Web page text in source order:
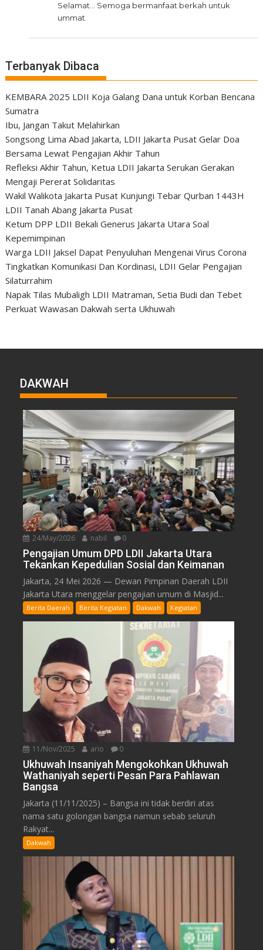
Selamat... Semoga bermanfaat berkah untuk
ummat.
Terbanyak Dibaca
KEMBARA 2025 LDII Koja Galang Dana untuk Korban Bencana
Sumatra
Ibu, Jangan Takut Melahirkan
Songsong Lima Abad Jakarta, LDII Jakarta Pusat Gelar Doa
Bersama Lewat Pengajian Akhir Tahun
Refleksi Akhir Tahun, Ketua LDII Jakarta Serukan Gerakan
Mengaji Pererat Solidaritas
Wakil Walikota Jakarta Pusat Kunjungi Tebar Qurban 1443H
LDII Tanah Abang Jakarta Pusat
Ketum DPP LDII Bekali Generus Jakarta Utara Soal
Kepemimpinan
Warga LDII Jaksel Dapat Penyuluhan Mengenai Virus Corona
Tingkatkan Komunikasi Dan Kordinasi, LDII Gelar Pengajian
Silaturrahim
Napak Tilas Mubaligh LDII Matraman, Setia Budi dan Tebet
Perkuat Wawasan Dakwah serta Ukhuwah
DAKWAH
24/May/2026 nabil 0
Pengajian Umum DPD LDII Jakarta Utara
Tekankan Kepedulian Sosial dan Keimanan
Jakarta, 24 Mei 2026 — Dewan Pimpinan Daerah LDII
Jakarta Utara menggelar pengajian umum di Masjid...
Berita Daerah Berita Kegiatan Dakwah Kegiatan
11/Nov/2025 ario 0
Ukhuwah Insaniyah Mengokohkan Ukhuwah
Wathaniyah seperti Pesan Para Pahlawan
Bangsa
Jakarta (11/11/2025) – Bangsa ini tidak berdiri atas
nama satu golongan bangsa namun sebab seluruh
Rakyat...
Dakwah